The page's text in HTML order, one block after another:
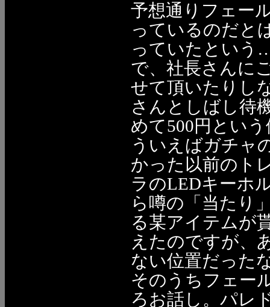
予想通りフェー
っているのだと
っていたという
で、社長さんに
せて頂いたりし
さんとしばし待
めて500円とい
ういえばガチャ
かった以前のト
ラのLEDキーホ
ら噂の「当たり
る某アイテムが
えたのですが、
ない位置だった
そのうちフェー
ろお話し。パレ